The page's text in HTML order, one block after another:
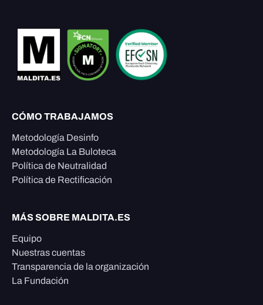
CÓMO TRABAJAMOS
Metodología Desinfo
Metodología La Buloteca
Política de Neutralidad
Política de Rectificación
MÁS SOBRE MALDITA.ES
Equipo
Nuestras cuentas
Transparencia de la organización
La Fundación